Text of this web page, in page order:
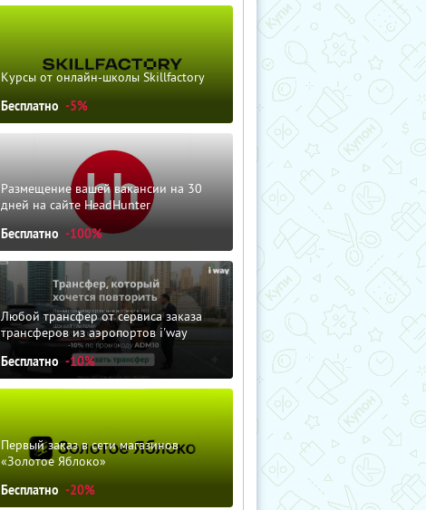
Курсы от онлайн-школы Skillfactory
Бесплатно -5%
Размещение вашей вакансии на 30
дней на сайте HeadHunter
Бесплатно -100%
Любой трансфер от сервиса заказа
трансферов из аэропортов i'way
Бесплатно -10%
Первый заказ в сети магазинов
«Золотое Яблоко»
Бесплатно -20%